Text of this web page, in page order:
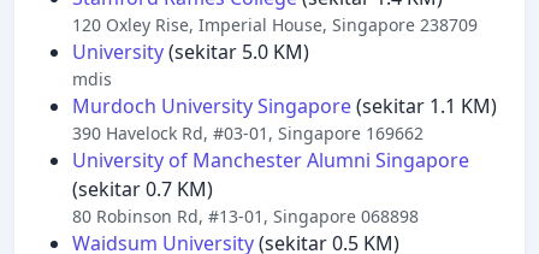
120 Oxley Rise, Imperial House, Singapore 238709
University(sekitar 5.0 KM)
mdis
Murdoch University Singapore(sekitar 1.1 KM)
390 Havelock Rd, #03-01, Singapore 169662
University of Manchester Alumni Singapore
(sekitar 0.7 KM)
80 Robinson Rd, #13-01, Singapore 068898
Waidsum University(sekitar 0.5 KM)